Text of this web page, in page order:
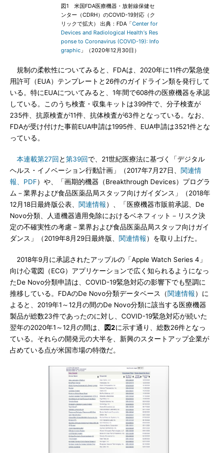
図1 米国FDA医療機器・放射線保健セ
ンター（CDRH）のCOVID-19対応（ク
リックで拡大） 出典：FDA「Center for
Devices and Radiological Health‘s Res
ponse to Coronavirus (COVID-19): Info
graphic 」（2020年12月30日）
規制の柔軟性についてみると、FDAは、2020年に11件の緊急使
用許可（EUA）テンプレートと26件のガイドライン類を発行して
いる。特にEUAについてみると、1年間で608件の医療機器を承認
している。このうち検査・収集キットは399件で、分子検査が
235件、抗原検査が11件、抗体検査が63件となっている。なお、
FDAが受け付けた事前EUA申請は1995件、EUA申請は3521件とな
っている。
本連載第27回 と第39回で、21世紀医療法に基づく「デジタル
ヘルス・イノベーション行動計画」（2017年7月27日、 関連情
報、PDF）や、「画期的機器（Breakthrough Devices）プログラ
ム－業界および食品医薬品局スタッフ向けガイダンス」（2018年
12月18日最終版公表、 関連情報）、「医療機器市販前承認、De
Novo分類、人道機器適用免除におけるベネフィット－リスク決
定の不確実性の考慮－業界および食品医薬品局スタッフ向けガイ
ダンス」（2019年8月29日最終版、 関連情報）を取り上げた。
2018年9月に承認されたアップルの「Apple Watch Series 4」
向け心電図（ECG）アプリケーションで広く知られるようになっ
たDe Novo分類申請は、COVID-19緊急対応の影響下でも堅調に
推移している。FDAのDe Novo分類データベース（関連情報）に
よると、2019年1～12月の間のDe Novo分類に該当する医療機器
製品が総数23件であったのに対し、COVID-19緊急対応が続いた
翌年の2020年1～12月の間は、
図2に示す通り、総数26件となっ
ている。それらの開発元の大半を、新興のスタートアップ企業が
占めている点が米国市場の特徴だ。